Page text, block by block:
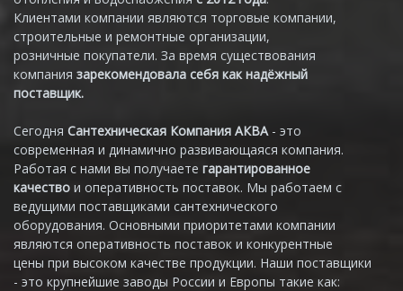
Клиентами компании являются торговые компании,
строительные и ремонтные организации,
розничные покупатели. За время существования
компания зарекомендовала себя как надёжный
поставщик.
Сегодня Сантехническая Компания АКВА - это
современная и динамично развивающаяся компания.
Работая с нами вы получаете гарантированное
качество и оперативность поставок. Мы работаем с
ведущими поставщиками сантехнического
оборудования. Основными приоритетами компании
являются оперативность поставок и конкурентные
цены при высоком качестве продукции. Наши поставщики
- это крупнейшие заводы России и Европы такие как: